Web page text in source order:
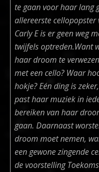
te gaan voor haar lang
allereerste
Carly E is er geen weg
twijfels optreden.Want
haar droom te
met een cello? Waar
hokje? Eén ding is
past haar muziek in
bereiken van haar
gaan. Daarnaast
droom moet nemen,
een gewone zingende
de voorstelling